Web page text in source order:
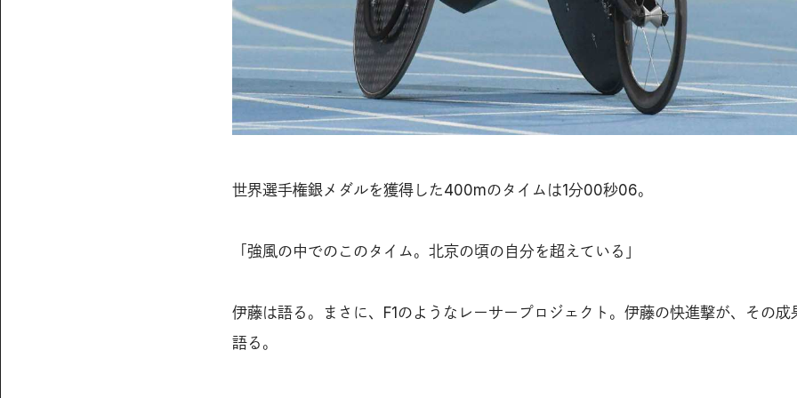
世界選手権銀メダルを獲得した400mのタイムは1分00秒06。
「強風の中でのこのタイム。北京の頃の自分を超えている」
伊藤は語る。まさに、F1のようなレーサープロジェクト。伊藤の快進撃が、その成
語る。